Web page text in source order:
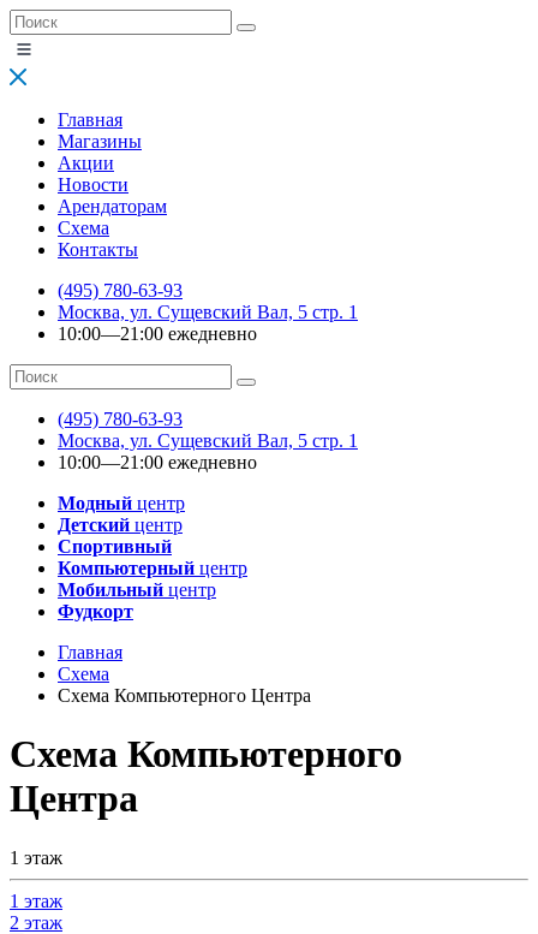
Главная
Магазины
Акции
Новости
Арендаторам
Схема
Контакты
(495) 780-63-93
Москва, ул. Сущевский Вал, 5 стр. 1
10:00—21:00 ежедневно
(495) 780-63-93
Москва, ул. Сущевский Вал, 5 стр. 1
10:00—21:00 ежедневно
Модный центр
Детский центр
Спортивный
Компьютерный центр
Мобильный центр
Фудкорт
Главная
Схема
Схема Компьютерного Центра
Схема Компьютерного
Центра
1 этаж
1 этаж
2 этаж